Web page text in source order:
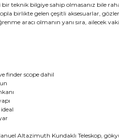
bir teknik bilgiye sahip olmasanız bile
birlikte gelen çeşitli aksesuarlar,
aracı olmanın yanı sıra, ailecek
finder scope dahil
Altazimuth Kundaklı Teleskop,